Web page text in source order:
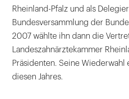
Rheinland-Pfalz und als
Bundesversammlung der
2007 wählte ihn dann die
Landeszahnärztekammer
Präsidenten. Seine
diesen Jahres.